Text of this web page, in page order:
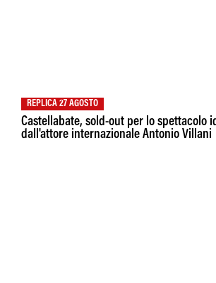
REPLICA 27 AGOSTO
Castellabate, sold-out per lo spettacolo
dall'attore internazionale Antonio Villani